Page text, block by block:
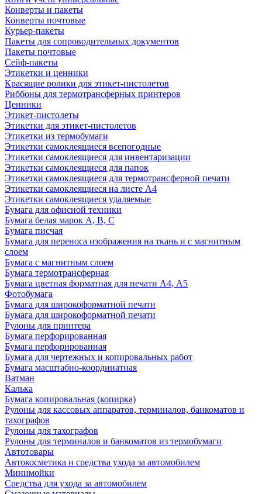
Конверты и пакеты
Конверты почтовые
Курьер-пакеты
Пакеты для сопроводительных документов
Пакеты почтовые
Сейф-пакеты
Этикетки и ценники
Красящие ролики для этикет-пистолетов
Риббоны для термотрансферных принтеров
Ценники
Этикет-пистолеты
Этикетки для этикет-пистолетов
Этикетки из термобумаги
Этикетки самоклеящиеся всепогодные
Этикетки самоклеящиеся для инвентаризации
Этикетки самоклеящиеся для папок
Этикетки самоклеящиеся для термотрансферной печати
Этикетки самоклеящиеся на листе А4
Этикетки самоклеящиеся удаляемые
Бумага для офисной техники
Бумага белая марок А, В, С
Бумага писчая
Бумага для переноса изображения на ткань и с магнитным
слоем
Бумага с магнитным слоем
Бумага термотрансферная
Бумага цветная форматная для печати А4, А5
Фотобумага
Бумага для широкоформатной печати
Бумага для широкоформатной печати
Рулоны для принтера
Бумага перфорированная
Бумага перфорированная
Бумага для чертежных и копировальных работ
Бумага масштабно-координатная
Ватман
Калька
Бумага копировальная (копирка)
Рулоны для кассовых аппаратов, терминалов, банкоматов и
тахографов
Рулоны для тахографов
Рулоны для терминалов и банкоматов из термобумаги
Автотовары
Автокосметика и средства ухода за автомобилем
Минимойки
Средства для ухода за автомобилем